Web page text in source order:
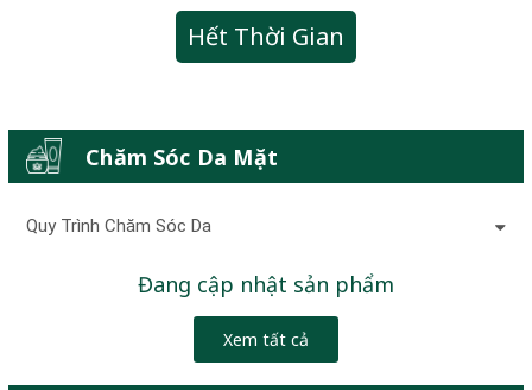
Hết Thời Gian
Chăm Sóc Da Mặt
Quy Trình Chăm Sóc Da
Đang cập nhật sản phẩm
Xem tất cả